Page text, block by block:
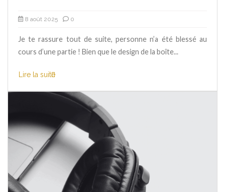
8 août 2025 0
Je te rassure tout de suite, personne n’a été blessé au
cours d’une partie ! Bien que le design de la boîte...
Lire la suite